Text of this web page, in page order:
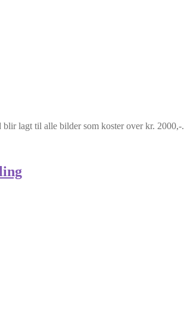
lagt til alle bilder som koster over kr. 2000,-.